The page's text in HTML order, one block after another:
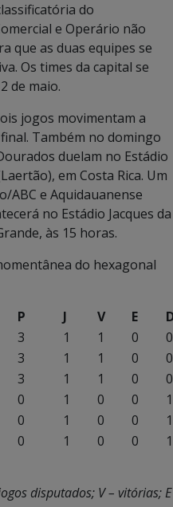
do
e Operário não
que as duas equipes se
Os times da capital se
de maio.
jogos movimentam a
Também no domingo
duelam no Estádio
em Costa Rica. Um
ABC e Aquidauanense
no Estádio Jacques da
às 15 horas.
do hexagonal
P J V E
3 1 1 0
0
3 1 1 0
0
3 1 1 0
0
0 1 0 0
1
0 1 0 0
1
0 1 0 0 1
disputados; V – vitórias; E